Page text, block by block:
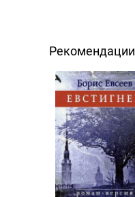
Рекомендации